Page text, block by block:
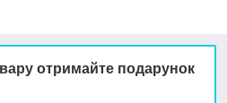
отримайте подарунок